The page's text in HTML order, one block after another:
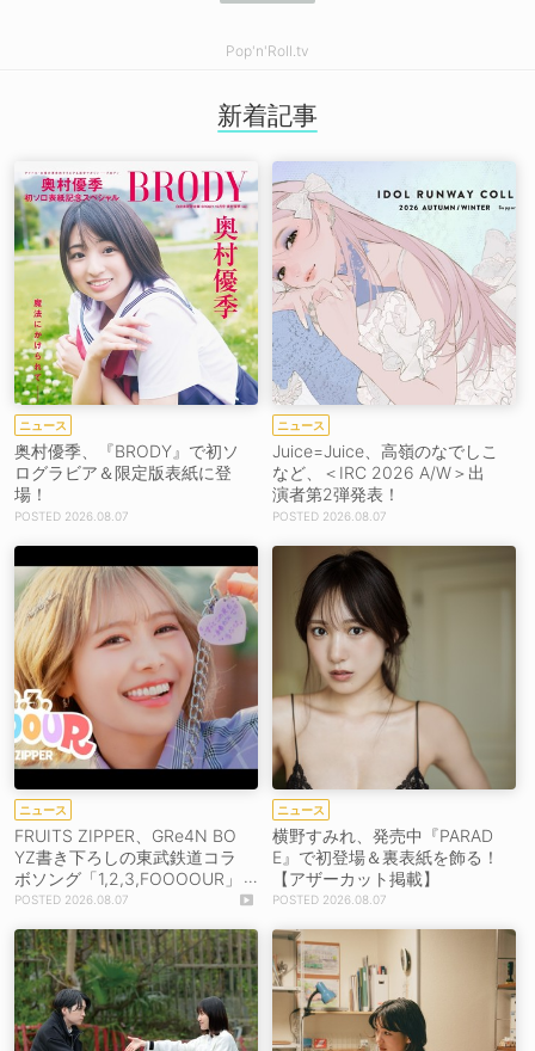
Pop'n'Roll.tv
新着記事
ニュース
奥村優季、『BRODY』で初ソ
ログラビア＆限定版表紙に登
場！
2026.08.07
ニュース
Juice=Juice、高嶺のなでしこ
など、＜IRC 2026 A/W＞出
演者第2弾発表！
2026.08.07
ニュース
FRUITS ZIPPER、GRe4N BO
YZ書き下ろしの東武鉄道コラ
ボソング「1,2,3,FOOOOUR」
をリリース＆MV公開！
2026.08.07
ニュース
横野すみれ、発売中『PARAD
E』で初登場＆裏表紙を飾る！
【アザーカット掲載】
2026.08.07